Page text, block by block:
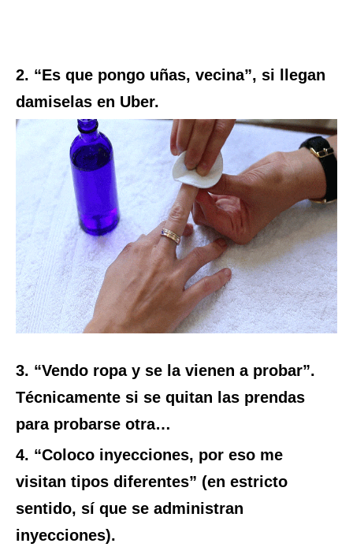
2. “Es que pongo uñas, vecina”, si llegan
damiselas en Uber.
3. “Vendo ropa y se la vienen a probar”.
Técnicamente si se quitan las prendas
para probarse otra…
4. “Coloco inyecciones, por eso me
visitan tipos diferentes” (en estricto
sentido, sí que se administran
inyecciones).